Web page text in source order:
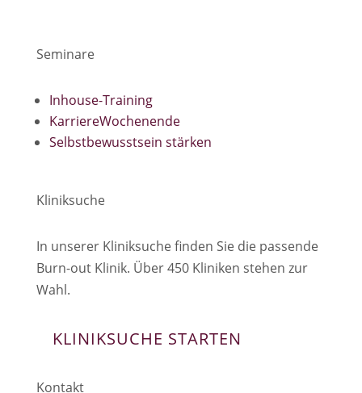
Seminare
Inhouse-Training
KarriereWochenende
Selbstbewusstsein stärken
Kliniksuche
In unserer Kliniksuche finden Sie die passende
Burn-out Klinik. Über 450 Kliniken stehen zur
Wahl.
KLINIKSUCHE STARTEN
Kontakt